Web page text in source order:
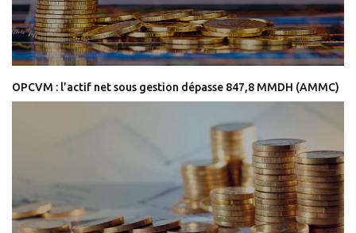
OPCVM : l’actif net sous gestion dépasse 847,8 MMDH (AMMC)